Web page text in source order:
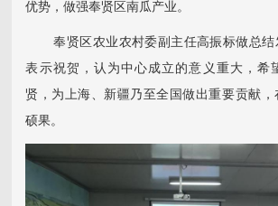
优势，做强奉贤区南瓜产业。
奉贤区农业农村委副主任高振标做总结
表示祝贺，认为中心成立的意义重大，希
贤，为上海、新疆乃至全国做出重要贡献，
硕果。